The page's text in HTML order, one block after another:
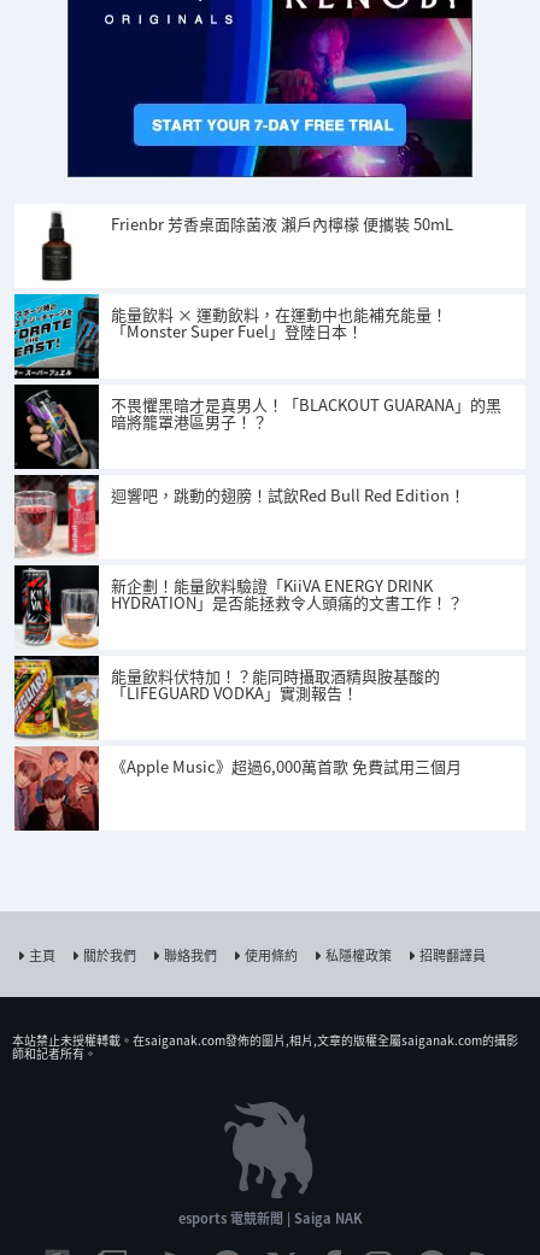
Frienbr 芳香桌面除菌液 瀨戶內檸檬 便攜裝 50mL
能量飲料 × 運動飲料，在運動中也能補充能量！
「Monster Super Fuel」登陸日本！
不畏懼黑暗才是真男人！「BLACKOUT GUARANA」的黑
暗將籠罩港區男子！？
迴響吧，跳動的翅膀！試飲Red Bull Red Edition！
新企劃！能量飲料驗證「KiiVA ENERGY DRINK
HYDRATION」是否能拯救令人頭痛的文書工作！？
能量飲料伏特加！？能同時攝取酒精與胺基酸的
「LIFEGUARD VODKA」實測報告！
《Apple Music》超過6,000萬首歌 免費試用三個月
主頁 關於我們 聯絡我們 使用條約 私隱權政策 招聘翻譯員
本站禁止未授權𨍭載。在saiganak.com發佈的圖片,相片,文章的版權全屬saiganak.com的攝影
師和記者所有。
esports 電競新聞 | Saiga NAK